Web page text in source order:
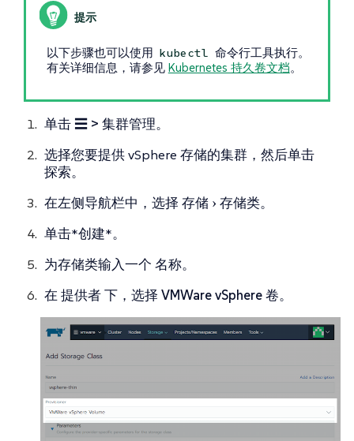
以下步骤也可以使用 kubectl 命令行工具执行。
有关详细信息，请参见 Kubernetes 持久卷文档。
单击 ☰ > 集群管理。
选择您要提供 vSphere 存储的集群，然后单击
探索。
在左侧导航栏中，选择 存储 存储类。
单击*创建*。
为存储类输入一个 名称。
在 提供者下，选择 VMWare vSphere 卷。